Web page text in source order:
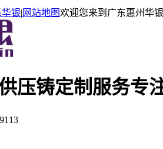
银| 网站地图欢迎您来到广东惠州华
压铸定制服务专